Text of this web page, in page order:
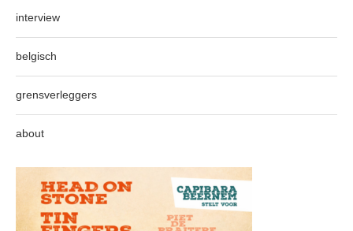
interview
belgisch
grensverleggers
about